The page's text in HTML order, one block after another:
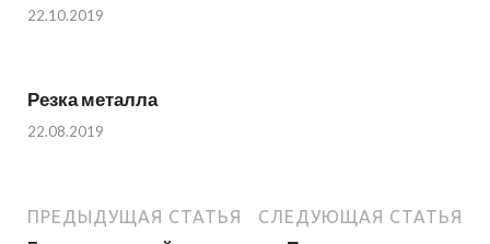
22.10.2019
Резка металла
22.08.2019
ПРЕДЫДУЩАЯ СТАТЬЯ СЛЕДУЮЩАЯ СТАТЬЯ